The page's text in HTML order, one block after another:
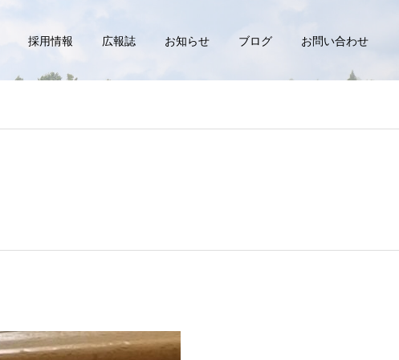
採用情報 広報誌 お知らせ ブログ お問い合わせ